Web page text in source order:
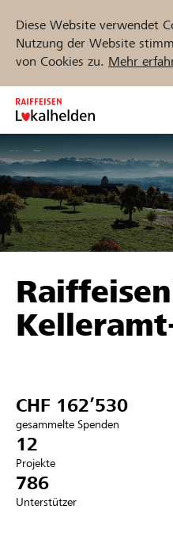
Diese Website verwendet
Nutzung der Website
von Cookies zu. Mehr
Zum
Inhalt
springen
Unterstützen
Hilfe & Support
Anmelden
Projekte und
Jetzt
CHF 162’530
gesammelte Spenden
12
Projekte
786
Unterstützer